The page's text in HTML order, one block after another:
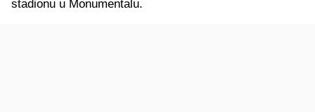
stadionu u Monumentalu.